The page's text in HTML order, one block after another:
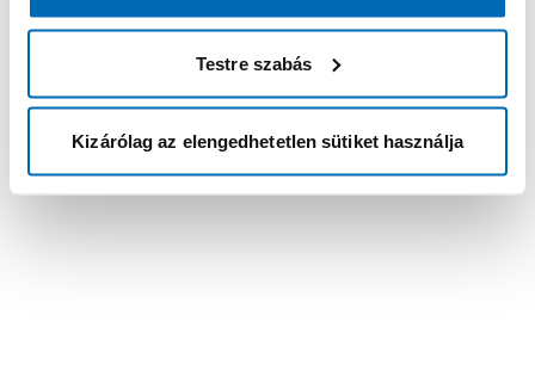
Testre szabás
Kizárólag az elengedhetetlen sütiket használja